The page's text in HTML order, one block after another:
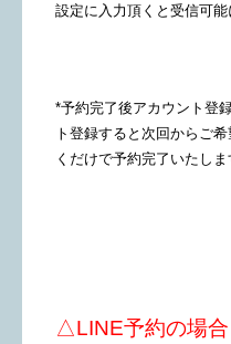
設定に入力頂くと受信可能
*予約完了後アカウント登
ト登録すると次回からご
くだけで予約完了いたしま
△LINE予約の場合